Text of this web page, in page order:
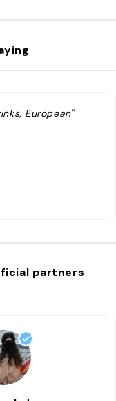
European"
partners